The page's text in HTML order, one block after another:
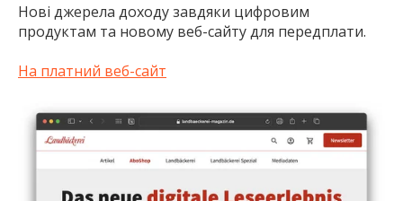
Нові джерела доходу завдяки цифровим
продуктам та новому веб-сайту для передплати.
На платний веб-сайт